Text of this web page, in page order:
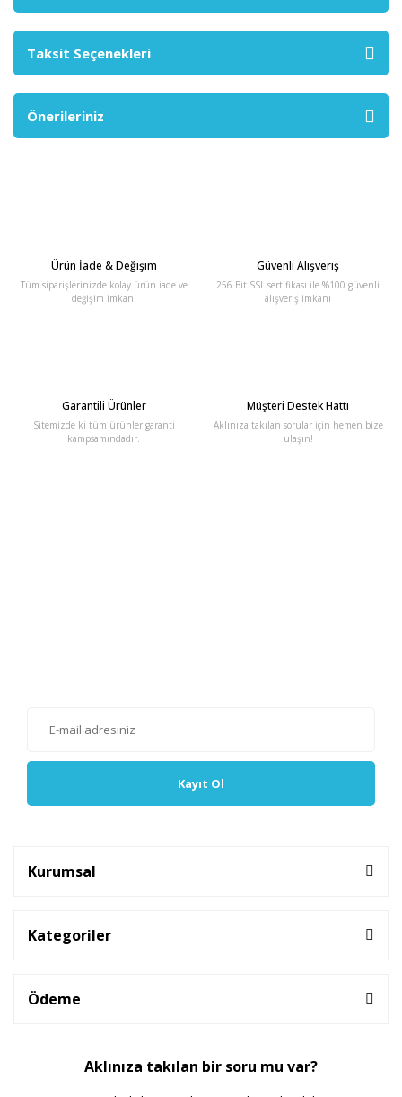
Taksit Seçenekleri
Önerileriniz
Ürün İade & Değişim
Tüm siparişlerinizde kolay ürün iade ve
değişim imkanı
Güvenli Alışveriş
256 Bit SSL sertifikası ile %100 güvenli
alışveriş imkanı
Garantili Ürünler
Sitemizde ki tüm ürünler garanti
kampsamındadır.
Müşteri Destek Hattı
Aklınıza takılan sorular için hemen bize
ulaşın!
Kayıt Ol
Kurumsal
Kategoriler
Ödeme
Aklınıza takılan bir soru mu var?